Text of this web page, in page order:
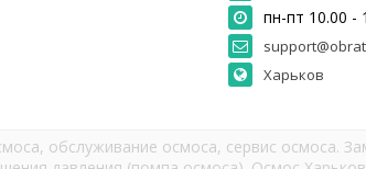
пн-пт 10.00 -
Харьков
обслуживание осмоса, сервис осмоса.